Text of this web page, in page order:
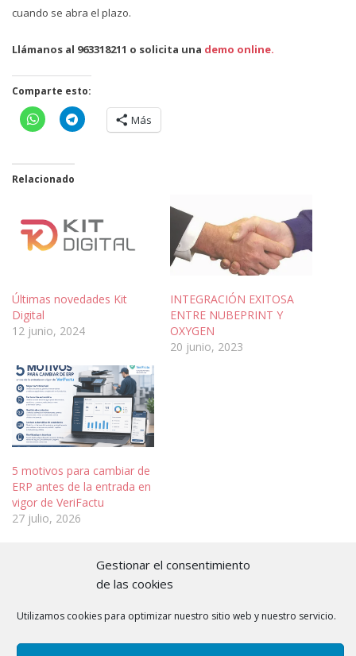
Gestionar el consentimiento
de las cookies
Utilizamos cookies para optimizar nuestro sitio web y nuestro servicio.
cuando se abra el plazo.
Llámanos al 963318211 o solicita una demo online.
Comparte esto:
Más
Relacionado
Últimas novedades Kit
Digital
12 junio, 2024
INTEGRACIÓN EXITOSA
ENTRE NUBEPRINT Y
OXYGEN
20 junio, 2023
5 motivos para cambiar de
ERP antes de la entrada en
vigor de VeriFactu
27 julio, 2026
« Anterior